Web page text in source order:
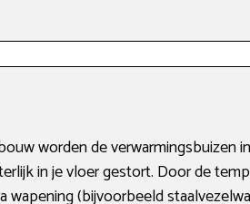
worden de verwarmingsbuizen
in je vloer gestort. Door de
(bijvoorbeeld